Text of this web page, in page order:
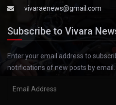
vivaraenews@gmail.com
Subscribe to Vivara
Enter your email address to
notifications of new posts by email.